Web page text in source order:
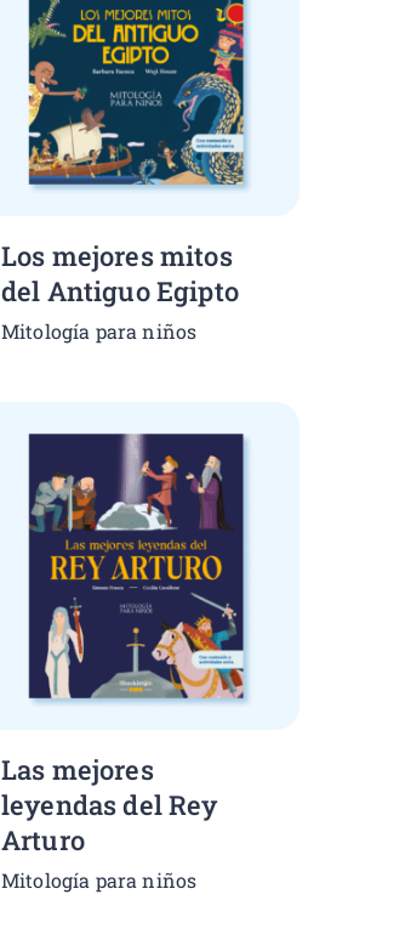
Los mejores mitos
del Antiguo Egipto
Mitología para niños
Las mejores
leyendas del Rey
Arturo
Mitología para niños